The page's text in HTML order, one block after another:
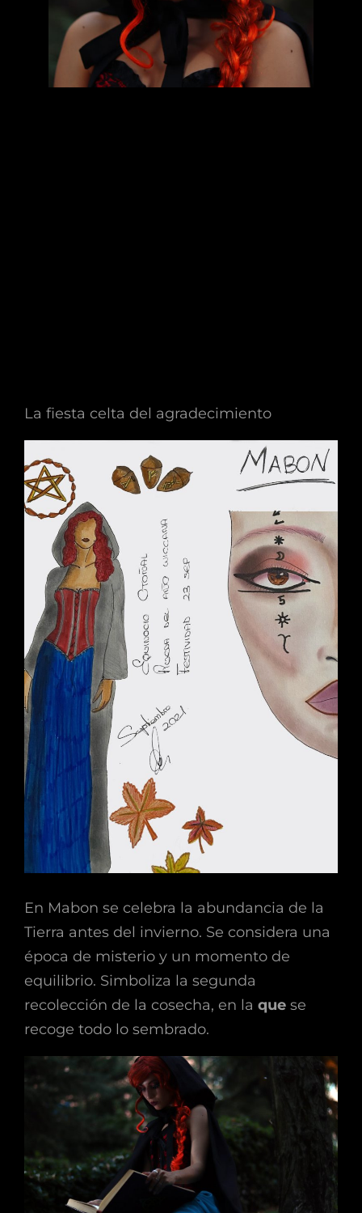
La fiesta celta del agradecimiento
En Mabon se celebra la abundancia de la
Tierra antes del invierno. Se considera una
época de misterio y un momento de
equilibrio. Simboliza la segunda
recolección de la cosecha, en la que se
recoge todo lo sembrado.